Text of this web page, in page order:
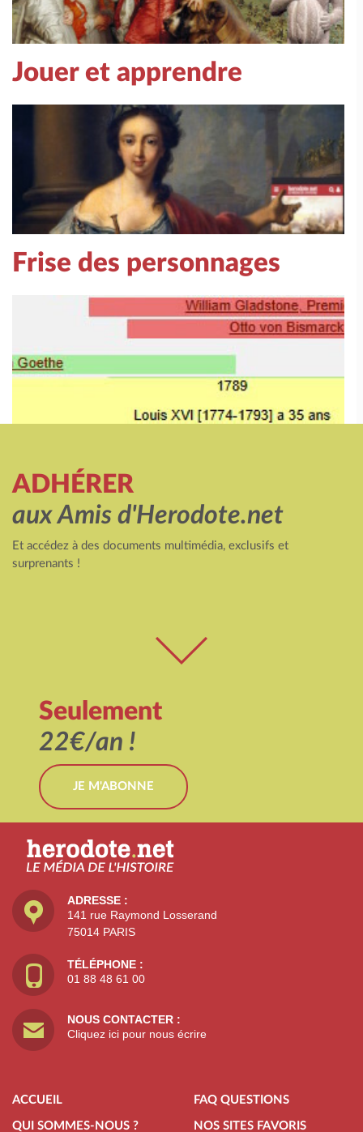
Jouer et apprendre
Frise des personnages
ADHÉRER
aux Amis d'Herodote.net
Et accédez à des documents multimédia, exclusifs et
surprenants !
Seulement
22€/an !
JE M'ABONNE
ADRESSE :
141 rue Raymond Losserand
75014 PARIS
TÉLÉPHONE :
01 88 48 61 00
NOUS CONTACTER :
Cliquez ici pour nous écrire
ACCUEIL
QUI SOMMES-NOUS ?
FAQ QUESTIONS
NOS SITES FAVORIS